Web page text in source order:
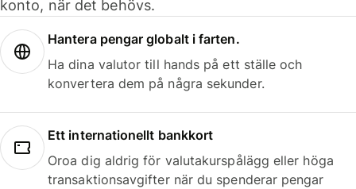
konto, när det behövs.
Hantera pengar globalt i farten.
Ha dina valutor till hands på ett ställe och
konvertera dem på några sekunder.
Ett internationellt bankkort
Oroa dig aldrig för valutakurspålägg eller höga
transaktionsavgifter när du spenderar pengar